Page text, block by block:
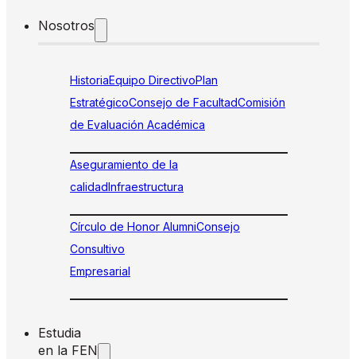
Nosotros
HistoriaEquipo DirectivoPlan
EstratégicoConsejo de FacultadComisión
de Evaluación Académica
Aseguramiento de la
calidadInfraestructura
Círculo de Honor AlumniConsejo
Consultivo
Empresarial
Estudia
en la FEN